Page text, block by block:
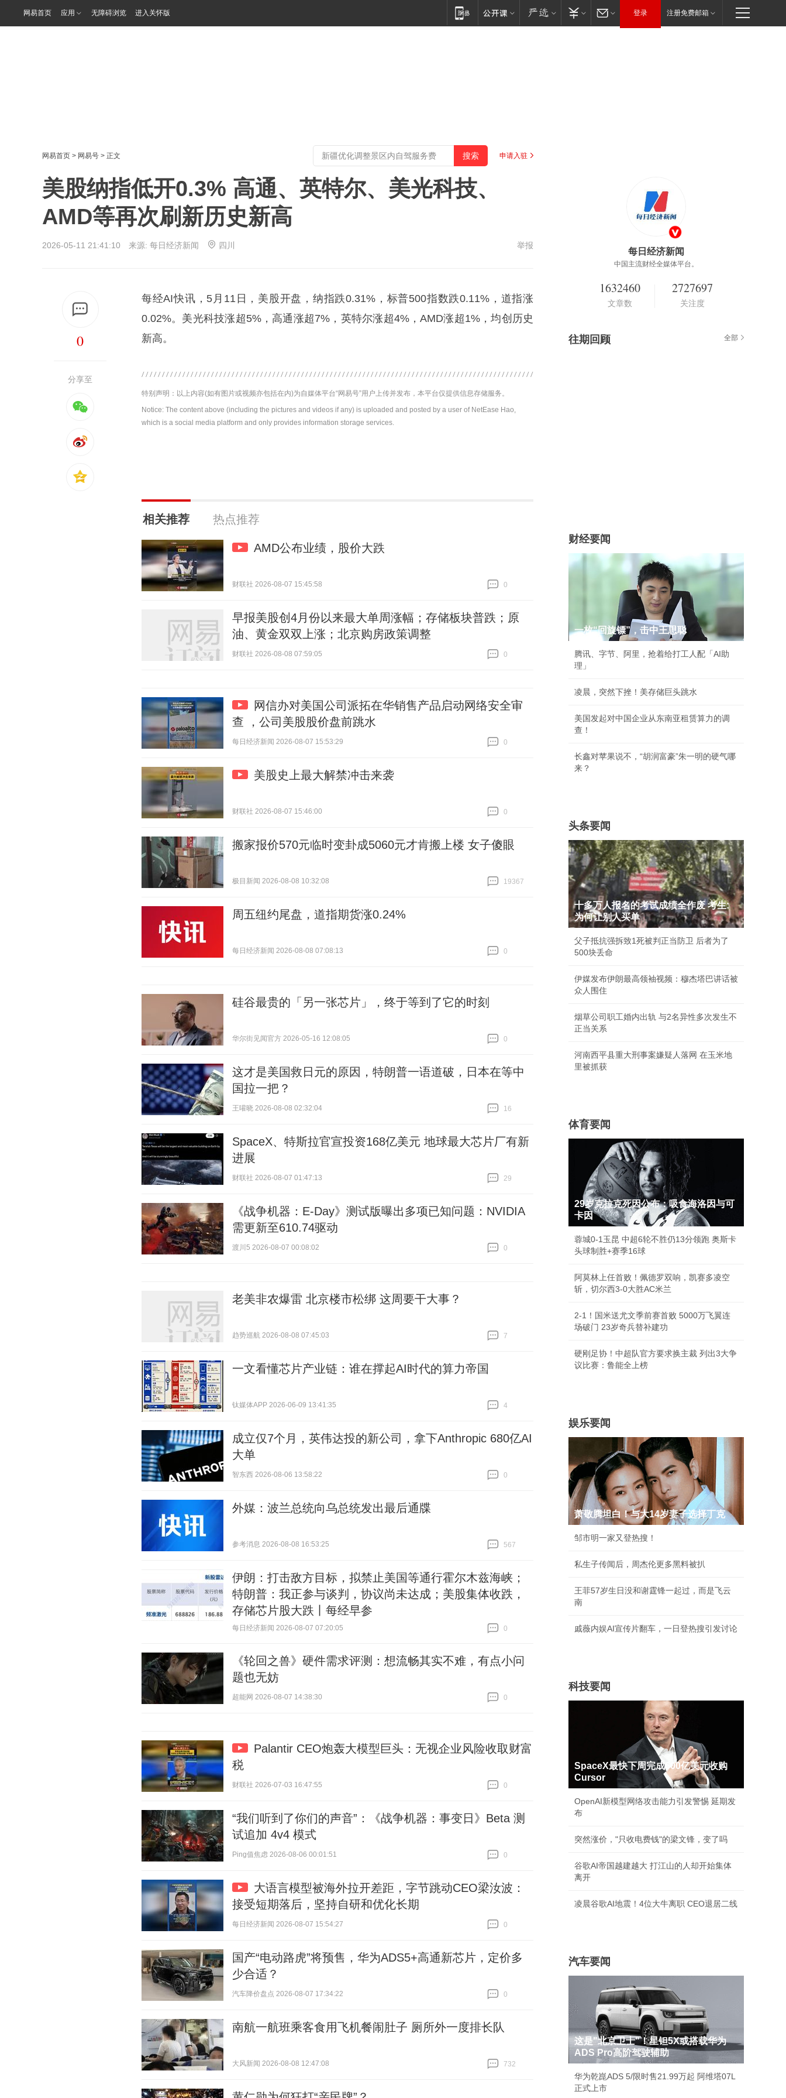
网易首页 应用 无障碍浏览 进入关怀版 登录 注册免费邮箱
网易首页 > 网易号 > 正文 申请入驻
美股纳指低开0.3% 高通、英特尔、美光科技、
AMD等再次刷新历史新高
2026-05-11 21:41:10 来源: 每日经济新闻 四川 举报
0
分享至
每经AI快讯，5月11日，美股开盘，纳指跌0.31%，标普500指数跌0.11%，道指涨
0.02%。美光科技涨超5%，高通涨超7%，英特尔涨超4%，AMD涨超1%，均创历史
新高。
特别声明：以上内容(如有图片或视频亦包括在内)为自媒体平台“网易号”用户上传并发布，本平台仅提供信息存储服务。
Notice: The content above (including the pictures and videos if any) is uploaded and posted by a user of NetEase Hao,
which is a social media platform and only provides information storage services.
相关推荐 热点推荐
AMD公布业绩，股价大跌
财联社 2026-08-07 15:45:58
0
早报美股创4月份以来最大单周涨幅；存储板块普跌；原
油、黄金双双上涨；北京购房政策调整
财联社 2026-08-08 07:59:05
0
网信办对美国公司派拓在华销售产品启动网络安全审
查 ，公司美股股价盘前跳水
每日经济新闻 2026-08-07 15:53:29
0
美股史上最大解禁冲击来袭
财联社 2026-08-07 15:46:00
0
搬家报价570元临时变卦成5060元才肯搬上楼 女子傻眼
极目新闻 2026-08-08 10:32:08
19367
周五纽约尾盘，道指期货涨0.24%
每日经济新闻 2026-08-08 07:08:13
0
硅谷最贵的「另一张芯片」，终于等到了它的时刻
华尔街见闻官方 2026-05-16 12:08:05
0
这才是美国救日元的原因，特朗普一语道破，日本在等中
国拉一把？
王嚾晓 2026-08-08 02:32:04
16
SpaceX、特斯拉官宣投资168亿美元 地球最大芯片厂有新
进展
财联社 2026-08-07 01:47:13
29
《战争机器：E-Day》测试版曝出多项已知问题：NVIDIA
需更新至610.74驱动
渡川5 2026-08-07 00:08:02
0
老美非农爆雷 北京楼市松绑 这周要干大事？
趋势巡航 2026-08-08 07:45:03
7
一文看懂芯片产业链：谁在撑起AI时代的算力帝国
钛媒体APP 2026-06-09 13:41:35
4
成立仅7个月，英伟达投的新公司，拿下Anthropic 680亿AI
大单
智东西 2026-08-06 13:58:22
0
外媒：波兰总统向乌总统发出最后通牒
参考消息 2026-08-08 16:53:25
567
伊朗：打击敌方目标，拟禁止美国等通行霍尔木兹海峡；
特朗普：我正参与谈判，协议尚未达成；美股集体收跌，
存储芯片股大跌丨每经早参
每日经济新闻 2026-08-07 07:20:05
0
《轮回之兽》硬件需求评测：想流畅其实不难，有点小问
题也无妨
超能网 2026-08-07 14:38:30
0
Palantir CEO炮轰大模型巨头：无视企业风险收取财富
税
财联社 2026-07-03 16:47:55
0
“我们听到了你们的声音”：《战争机器：事变日》Beta 测
试追加 4v4 模式
Ping值焦虑 2026-08-06 00:01:51
0
大语言模型被海外拉开差距，字节跳动CEO梁汝波：
接受短期落后，坚持自研和优化长期
每日经济新闻 2026-08-07 15:54:27
0
国产“电动路虎”将预售，华为ADS5+高通新芯片，定价多
少合适？
汽车降价盘点 2026-08-07 17:34:22
0
南航一航班乘客食用飞机餐闹肚子 厕所外一度排长队
大风新闻 2026-08-08 12:47:08
732
每日经济新闻
中国主流财经全媒体平台。
1632460
文章数
2727697
关注度
往期回顾 全部
财经要闻
一枚“回旋镖”，击中王思聪
腾讯、字节、阿里，抢着给打工人配「AI助
理」
凌晨，突然下挫！美存储巨头跳水
美国发起对中国企业从东南亚租赁算力的调
查！
长鑫对苹果说不，“胡润富豪”朱一明的硬气哪
来？
头条要闻
十多万人报名的考试成绩全作废 考生:
为何让别人买单
父子抵抗强拆致1死被判正当防卫 后者为了
500块丢命
伊媒发布伊朗最高领袖视频：穆杰塔巴讲话被
众人围住
烟草公司职工婚内出轨 与2名异性多次发生不
正当关系
河南西平县重大刑事案嫌疑人落网 在玉米地
里被抓获
体育要闻
29岁克拉克死因公布：吸食海洛因与可
卡因
蓉城0-1玉昆 中超6轮不胜仍13分领跑 奥斯卡
头球制胜+赛季16球
阿莫林上任首败！佩德罗双响，凯赛多凌空
斩，切尔西3-0大胜AC米兰
2-1！国米送尤文季前赛首败 5000万飞翼连
场破门 23岁奇兵替补建功
硬刚足协！中超队官方要求换主裁 列出3大争
议比赛：鲁能全上榜
娱乐要闻
萧敬腾坦白！与大14岁妻子选择丁克
邹市明一家又登热搜！
私生子传闻后，周杰伦更多黑料被扒
王菲57岁生日没和谢霆锋一起过，而是飞云
南
戚薇内娱AI宣传片翻车，一日登热搜引发讨论
科技要闻
SpaceX最快下周完成600亿美元收购
Cursor
OpenAI新模型网络攻击能力引发警惕 延期发
布
突然涨价，"只收电费钱"的梁文锋，变了吗
谷歌AI帝国越建越大 打江山的人却开始集体
离开
凌晨谷歌AI地震！4位大牛离职 CEO退居二线
汽车要闻
这是"北京卫士"！星钽5X或搭载华为
ADS Pro高阶驾驶辅助
华为乾崑ADS 5/限时售21.99万起 阿维塔07L
正式上市